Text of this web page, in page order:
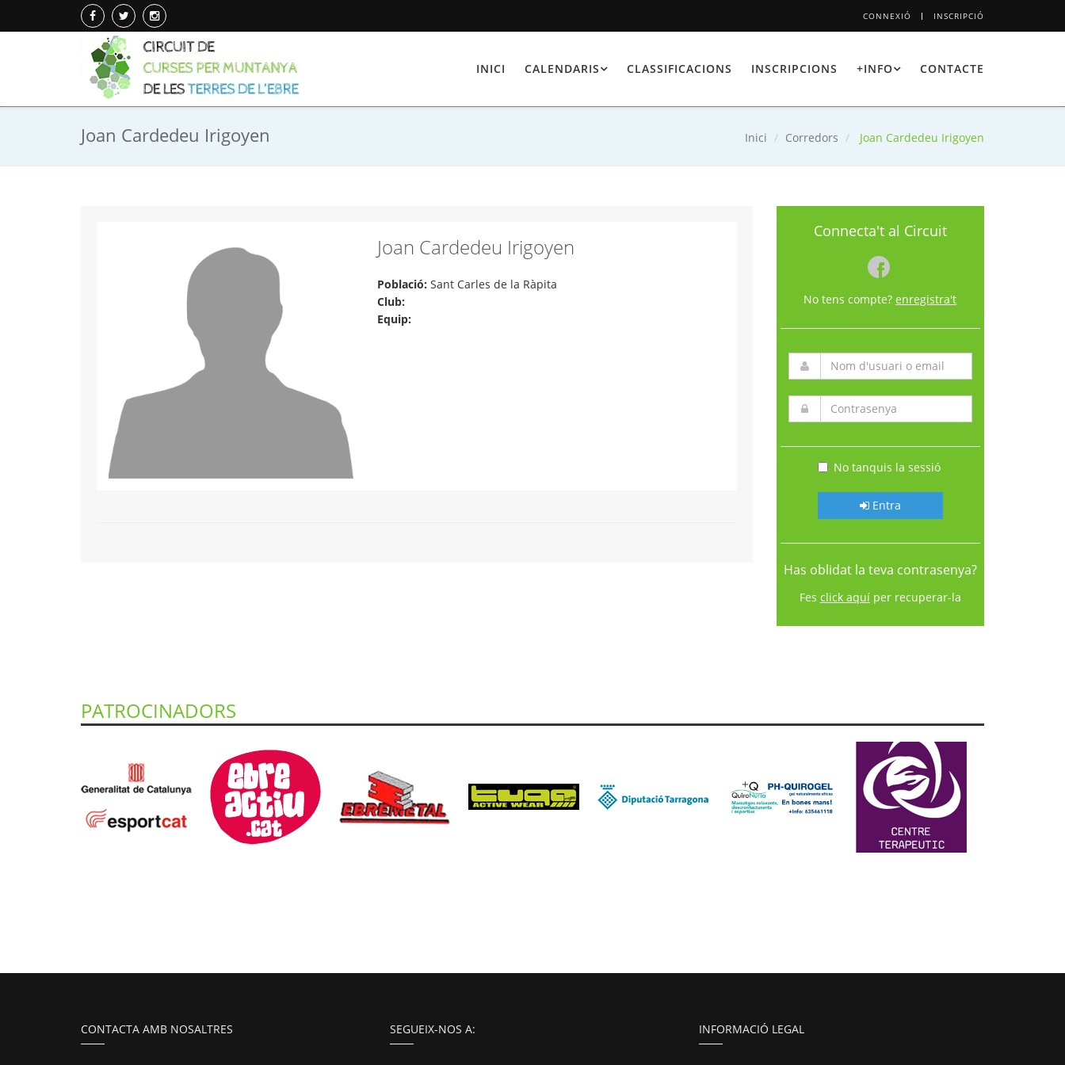
CONNEXIÓ INSCRIPCIÓ
INICI CALENDARIS CLASSIFICACIONS INSCRIPCIONS +INFO CONTACTE
Joan Cardedeu Irigoyen Inici Corredors Joan Cardedeu Irigoyen
Joan Cardedeu Irigoyen
Població: Sant Carles de la Ràpita
Club:
Equip:
Connecta't al Circuit
No tens compte?enregistra't
No tanquis la sessió
Entra
Has oblidat la teva contrasenya?
Fes click aquíper recuperar-la
PATROCINADORS
CONTACTA AMB NOSALTRES SEGUEIX-NOS A: INFORMACIÓ LEGAL